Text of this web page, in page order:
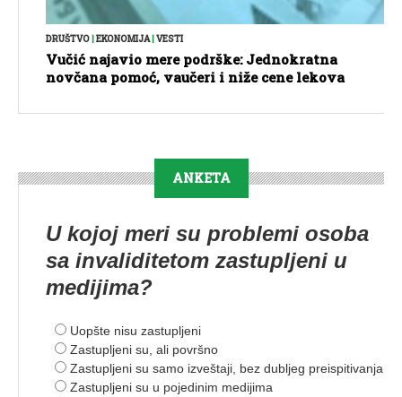
DRUŠTVO|EKONOMIJA|VESTI
Vučić najavio mere podrške: Jednokratna
novčana pomoć, vaučeri i niže cene lekova
ANKETA
U kojoj meri su problemi osoba
sa invaliditetom zastupljeni u
medijima?
Uopšte nisu zastupljeni
Zastupljeni su, ali površno
Zastupljeni su samo izveštaji, bez dubljeg preispitivanja
Zastupljeni su u pojedinim medijima